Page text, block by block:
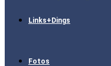
Links+Dings
Fotos